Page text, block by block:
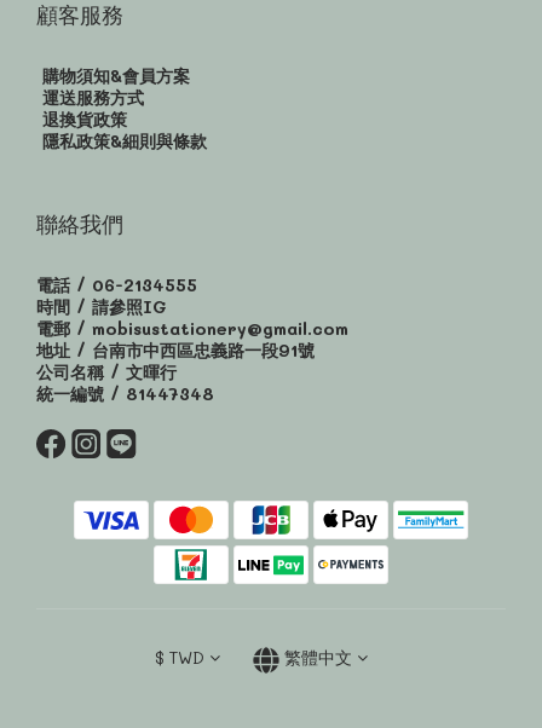
顧客服務
購物須知&會員方案
運送服務方式
退換貨政策
隱私政策&細則與條款
聯絡我們
電話 / 06-2134555
時間 / 請參照IG
電郵 / mobisustationery@gmail.com
地址 / 台南市中西區忠義路一段91號
公司名稱 / 文暉行
統一編號 / 81447348
$ TWD 繁體中文